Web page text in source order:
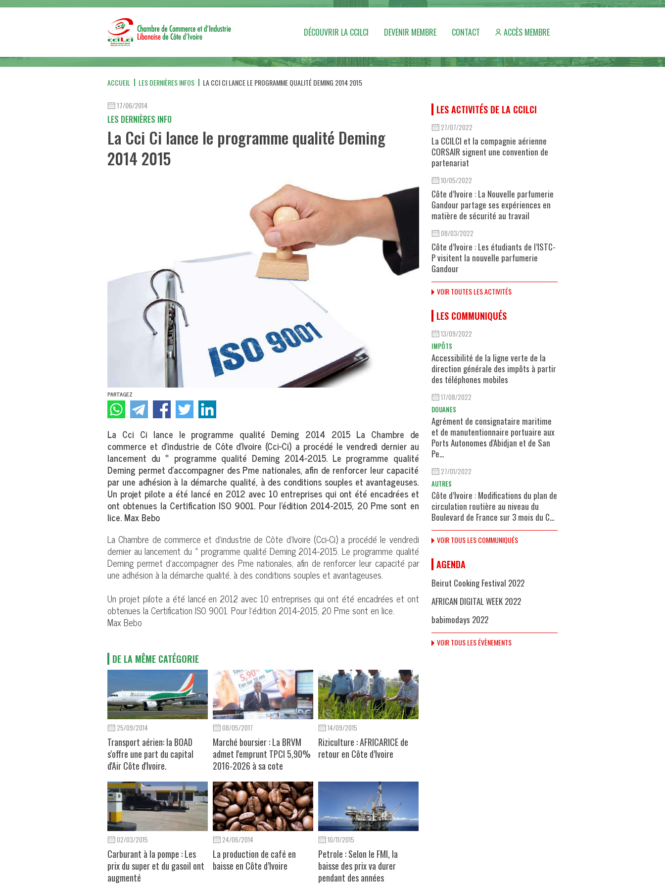
DÉCOUVRIR LA CCILCI DEVENIR MEMBRE CONTACT ACCÈS MEMBRE
ACCUEIL LES DERNIÈRES INFOS LA CCI CI LANCE LE PROGRAMME QUALITÉ DEMING 2014 2015
17/06/2014
LES DERNIÈRES INFO
La Cci Ci lance le programme qualité Deming
2014 2015
PARTAGEZ
La Cci Ci lance le programme qualité Deming 2014 2015 La Chambre de
commerce et d’industrie de Côte d’Ivoire (Cci-Ci) a procédé le vendredi dernier au
lancement du « programme qualité Deming 2014-2015. Le programme qualité
Deming permet d’accompagner des Pme nationales, afin de renforcer leur capacité
par une adhésion à la démarche qualité, à des conditions souples et avantageuses.
Un projet pilote a été lancé en 2012 avec 10 entreprises qui ont été encadrées et
ont obtenues la Certification ISO 9001. Pour l’édition 2014-2015, 20 Pme sont en
lice. Max Bebo
La Chambre de commerce et d’industrie de Côte d’Ivoire (Cci-Ci) a procédé le vendredi
dernier au lancement du « programme qualité Deming 2014-2015. Le programme qualité
Deming permet d’accompagner des Pme nationales, afin de renforcer leur capacité par
une adhésion à la démarche qualité, à des conditions souples et avantageuses.
Un projet pilote a été lancé en 2012 avec 10 entreprises qui ont été encadrées et ont
obtenues la Certification ISO 9001. Pour l’édition 2014-2015, 20 Pme sont en lice.
Max Bebo
DE LA MÊME CATÉGORIE
25/09/2014
Transport aérien: la BOAD
s'offre une part du capital
d'Air Côte d'Ivoire.
08/05/2017
Marché boursier : La BRVM
admet l'emprunt TPCI 5,90%
2016-2026 à sa cote
14/09/2015
Riziculture : AFRICARICE de
retour en Côte d’Ivoire
02/03/2015
Carburant à la pompe : Les
prix du super et du gasoil ont
augmenté
24/06/2014
La production de café en
baisse en Côte d’Ivoire
10/11/2015
Petrole : Selon le FMI, la
baisse des prix va durer
pendant des années
LES ACTIVITÉS DE LA CCILCI
27/07/2022
La CCILCI et la compagnie aérienne
CORSAIR signent une convention de
partenariat
10/05/2022
Côte d’Ivoire : La Nouvelle parfumerie
Gandour partage ses expériences en
matière de sécurité au travail
08/03/2022
Côte d’Ivoire : Les étudiants de l’ISTC-
P visitent la nouvelle parfumerie
Gandour
VOIR TOUTES LES ACTIVITÉS
LES COMMUNIQUÉS
13/09/2022
IMPÔTS
Accessibilité de la ligne verte de la
direction générale des impôts à partir
des téléphones mobiles
17/08/2022
DOUANES
Agrément de consignataire maritime
et de manutentionnaire portuaire aux
Ports Autonomes d'Abidjan et de San
Pe...
27/01/2022
AUTRES
Côte d’Ivoire : Modifications du plan de
circulation routière au niveau du
Boulevard de France sur 3 mois du C...
VOIR TOUS LES COMMUNIQUÉS
AGENDA
Beirut Cooking Festival 2022
AFRICAN DIGITAL WEEK 2022
babimodays 2022
VOIR TOUS LES ÉVÈNEMENTS